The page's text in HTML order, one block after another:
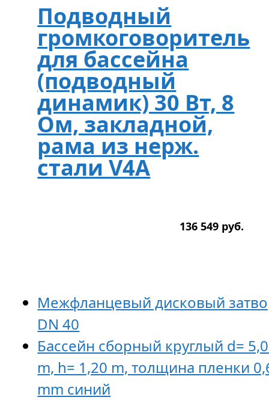
Подводный
громкоговоритель
для бассейна
(подводный
динамик) 30 Вт, 8
Oм, закладной,
рама из нерж.
стали V4A
136 549 руб.
Межфланцевый дисковый
DN 40
Бассейн сборный круглый d=
m, h= 1,20 m, толщина пленки
mm синий